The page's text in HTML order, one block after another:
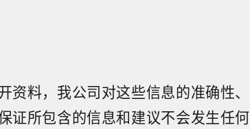
料，我公司对这些信息的准确性、
证所包含的信息和建议不会发生任何